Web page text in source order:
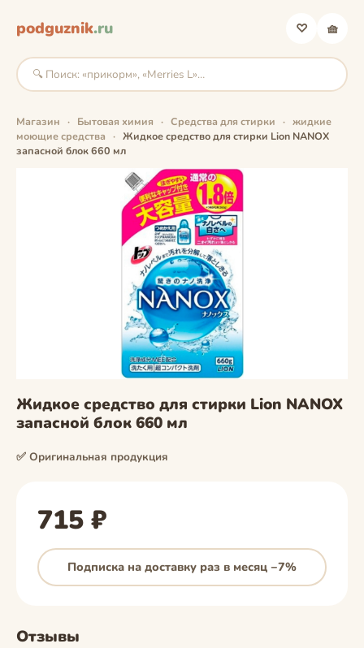
podguznik.ru ♡ 🧺
Магазин · Бытовая химия · Средства для стирки · жидкие
моющие средства · Жидкое средство для стирки Lion NANOX
запасной блок 660 мл
фото скоро
Жидкое средство для стирки Lion NANOX
запасной блок 660 мл
✅ Оригинальная продукция
715 ₽
Подписка на доставку раз в месяц −7%
Отзывы